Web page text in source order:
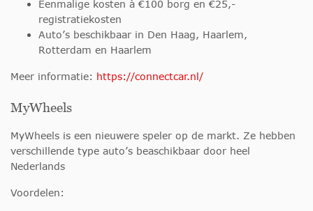
Eenmalige kosten à €100 borg en €25,-
registratiekosten
Auto’s beschikbaar in Den Haag, Haarlem,
Rotterdam en Haarlem
Meer informatie: https://connectcar.nl/
MyWheels
MyWheels is een nieuwere speler op de markt. Ze hebben
verschillende type auto’s beaschikbaar door heel
Nederlands
Voordelen: